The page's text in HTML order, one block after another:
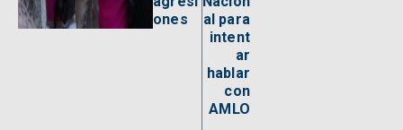
ones
al para
intent
ar
hablar
con
AMLO